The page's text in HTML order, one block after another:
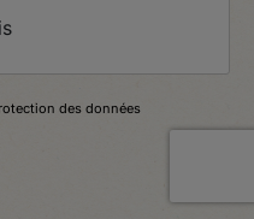
des données